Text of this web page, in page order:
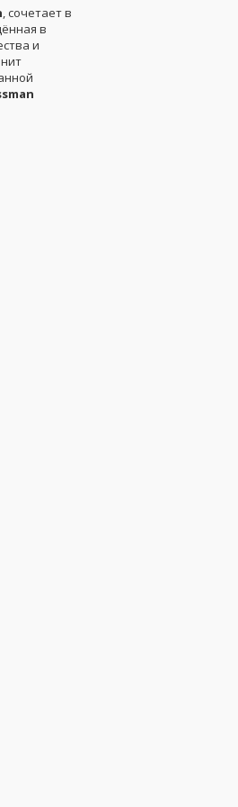
, сочетает в
в
и